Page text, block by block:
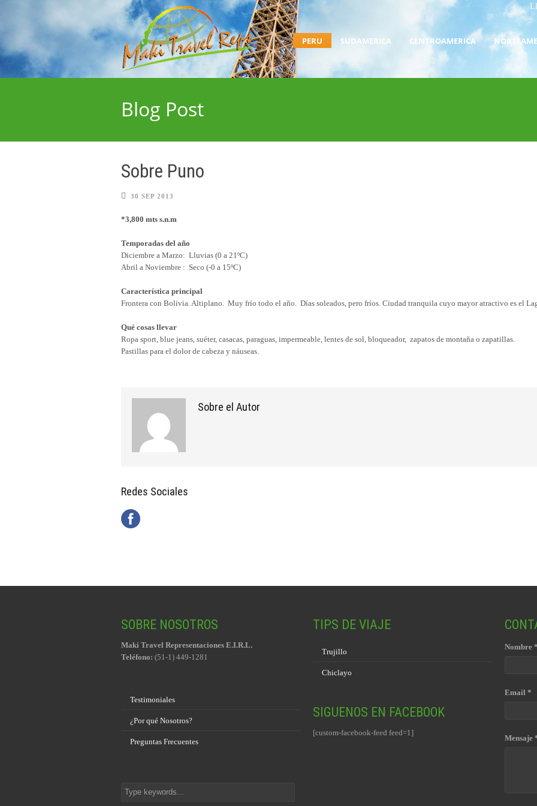
PERU SUDAMERICA CENTROAMERICA
Blog Post
Sobre Puno
30 SEP 2013
*3,800 mts s.n.m
Temporadas del año
Diciembre a Marzo: Lluvias (0 a 21ºC)
Abril a Noviembre : Seco (-0 a 15ºC)
Característica principal
Frontera con Bolivia. Altiplano. Muy frío todo el año. Días soleados, pero fríos. Ciudad tranquila cuyo mayor atractivo es el
Qué cosas llevar
Ropa sport, blue jeans, suéter, casacas, paraguas, impermeable, lentes de sol, bloqueador, zapatos de montaña o zapatillas.
Pastillas para el dolor de cabeza y náuseas.
Sobre el Autor
Redes Sociales
SOBRE NOSOTROS
Maki Travel Representaciones E.I.R.L.
Teléfono: (51-1) 449-1281
Testimoniales
¿Por qué Nosotros?
Preguntas Frecuentes
TIPS DE VIAJE
Trujillo
Chiclayo
SIGUENOS EN FACEBOOK
[custom-facebook-feed feed=1]
Nombre *
Email *
Mensaje